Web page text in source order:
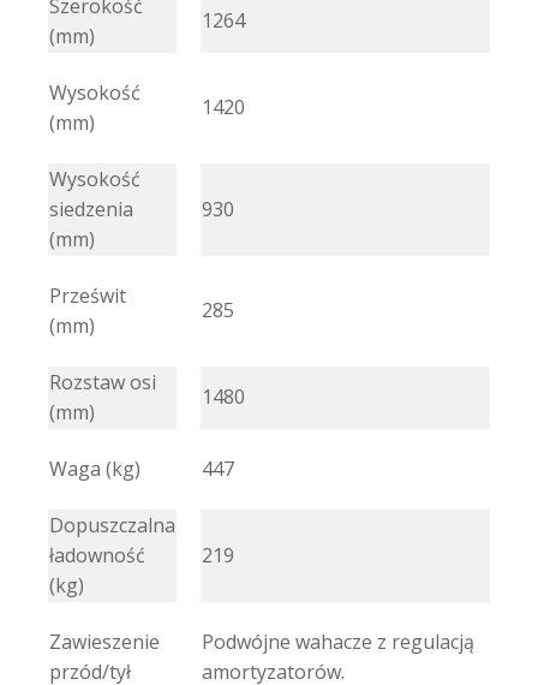
Szerokość
(mm)
1264
Wysokość
(mm)
1420
Wysokość
siedzenia
(mm)
930
Prześwit
(mm)
285
Rozstaw osi
(mm)
1480
Waga (kg) 447
Dopuszczalna
ładowność
(kg)
219
Zawieszenie
przód/tył
Podwójne wahacze z regulacją
amortyzatorów.